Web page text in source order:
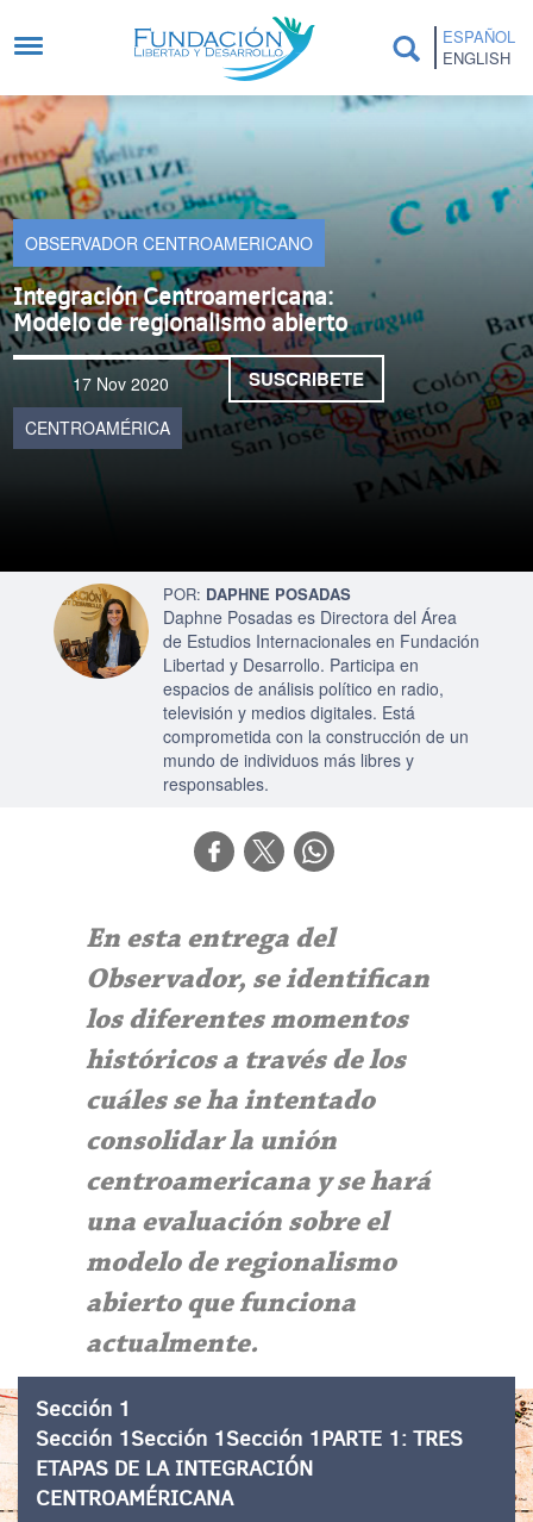
ESPAÑOL
ENGLISH
OBSERVADOR CENTROAMERICANO
Integración Centroamericana:
Modelo de regionalismo abierto
17 Nov 2020
CENTROAMÉRICA
SUSCRIBETE
DAPHNE POSADAS
Daphne Posadas es Directora del Área
de Estudios Internacionales en Fundación
Libertad y Desarrollo. Participa en
espacios de análisis político en radio,
televisión y medios digitales. Está
comprometida con la construcción de un
mundo de individuos más libres y
responsables.
En esta entrega del
Observador, se identifican
los diferentes momentos
históricos a través de los
cuáles se ha intentado
consolidar la unión
centroamericana y se hará
una evaluación sobre el
modelo de regionalismo
abierto que funciona
actualmente.
Sección 1
Sección 1Sección 1Sección 1PARTE 1: TRES
ETAPAS DE LA INTEGRACIÓN
CENTROAMÉRICANA